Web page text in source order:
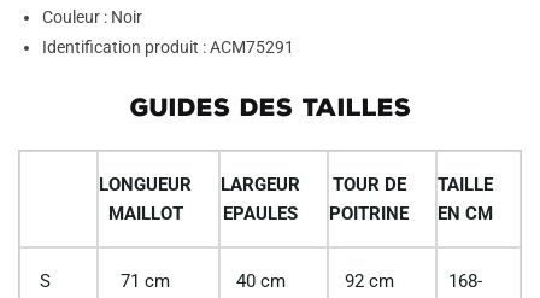
Couleur : Noir
Identification produit : ACM75291
GUIDES DES TAILLES
LONGUEUR
MAILLOT
LARGEUR
EPAULES
TOUR DE
POITRINE
TAILLE
EN CM
S 71 cm 40 cm 92 cm
168-